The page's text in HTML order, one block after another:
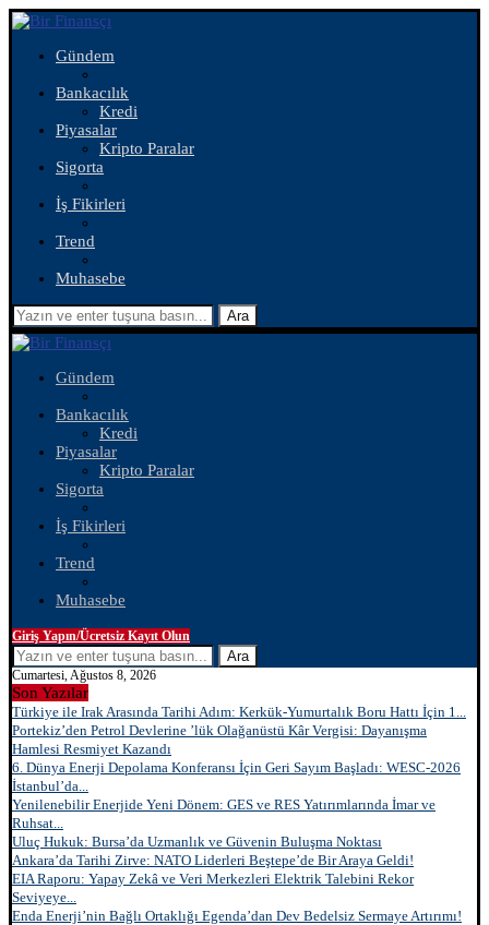
Gündem
Bankacılık
Kredi
Piyasalar
Kripto Paralar
Sigorta
İş Fikirleri
Trend
Muhasebe
Ara
Gündem
Bankacılık
Kredi
Piyasalar
Kripto Paralar
Sigorta
İş Fikirleri
Trend
Muhasebe
Giriş Yapın/Ücretsiz Kayıt Olun
Ara
Cumartesi, Ağustos 8, 2026
Son Yazılar
Türkiye ile Irak Arasında Tarihi Adım: Kerkük-Yumurtalık Boru Hattı İçin 1...
Portekiz’den Petrol Devlerine ’lük Olağanüstü Kâr Vergisi: Dayanışma
Hamlesi Resmiyet Kazandı
6. Dünya Enerji Depolama Konferansı İçin Geri Sayım Başladı: WESC-2026
İstanbul’da...
Yenilenebilir Enerjide Yeni Dönem: GES ve RES Yatırımlarında İmar ve
Ruhsat...
Uluç Hukuk: Bursa’da Uzmanlık ve Güvenin Buluşma Noktası
Ankara’da Tarihi Zirve: NATO Liderleri Beştepe’de Bir Araya Geldi!
EIA Raporu: Yapay Zekâ ve Veri Merkezleri Elektrik Talebini Rekor
Seviyeye...
Enda Enerji’nin Bağlı Ortaklığı Egenda’dan Dev Bedelsiz Sermaye Artırımı!